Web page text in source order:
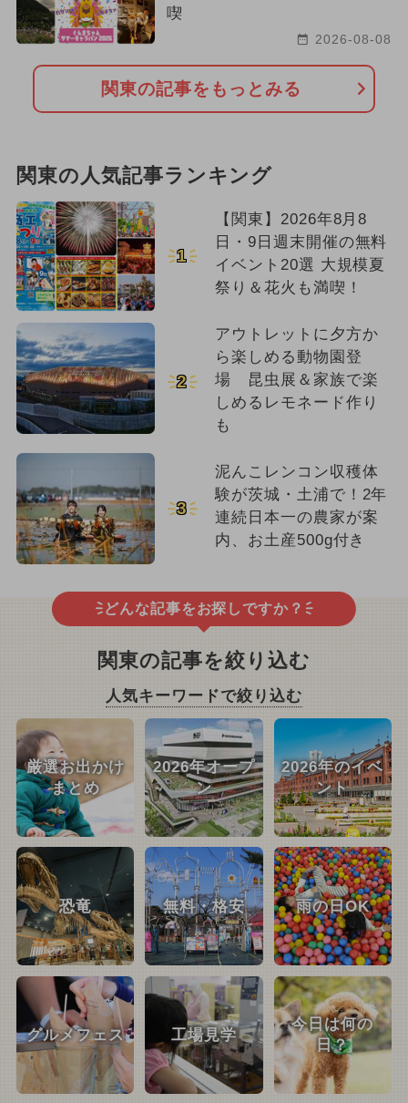
喫
2026-08-08
関東の記事をもっとみる
関東の人気記事ランキング
1
【関東】2026年8月8
日・9日週末開催の無料
イベント20選 大規模夏
祭り＆花火も満喫！
2
アウトレットに夕方か
ら楽しめる動物園登
場 昆虫展＆家族で楽
しめるレモネード作り
も
3
泥んこレンコン収穫体
験が茨城・土浦で！2年
連続日本一の農家が案
内、お土産500g付き
どんな記事をお探しですか？
関東の記事を絞り込む
人気キーワードで絞り込む
厳選お出かけ
まとめ
2026年オープ
ン
2026年のイベ
ント
恐竜 無料・格安 雨の日OK
グルメフェス 工場見学
今日は何の
日？